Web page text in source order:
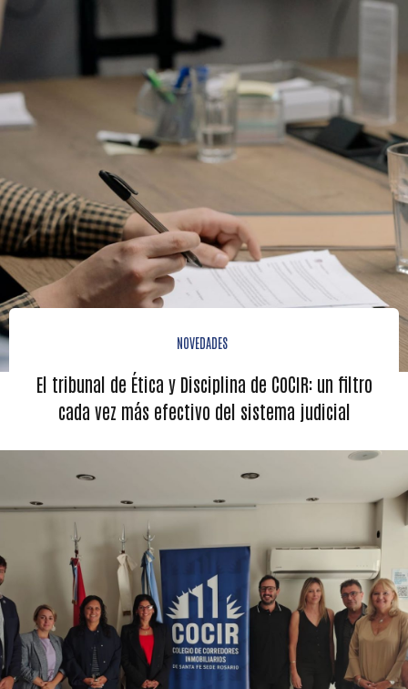
NOVEDADES
El tribunal de Ética y Disciplina de COCIR: un filtro
cada vez más efectivo del sistema judicial